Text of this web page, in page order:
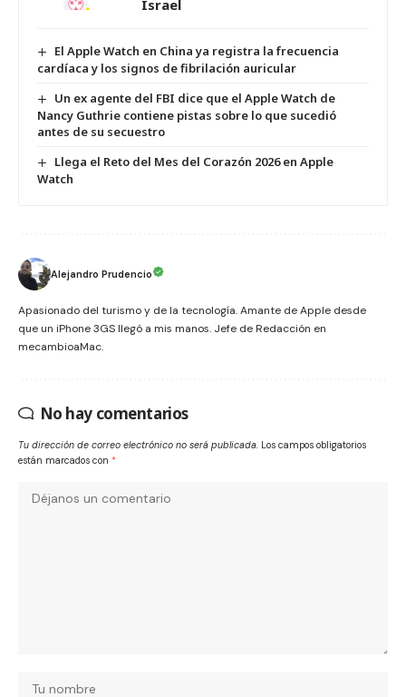
Israel
El Apple Watch en China ya registra la frecuencia
cardíaca y los signos de fibrilación auricular
Un ex agente del FBI dice que el Apple Watch de
Nancy Guthrie contiene pistas sobre lo que sucedió
antes de su secuestro
Llega el Reto del Mes del Corazón 2026 en Apple
Watch
Alejandro Prudencio
Apasionado del turismo y de la tecnología. Amante de Apple desde
que un iPhone 3GS llegó a mis manos. Jefe de Redacción en
mecambioaMac.
No hay comentarios
Tu dirección de correo electrónico no será publicada. Los campos obligatorios
están marcados con *